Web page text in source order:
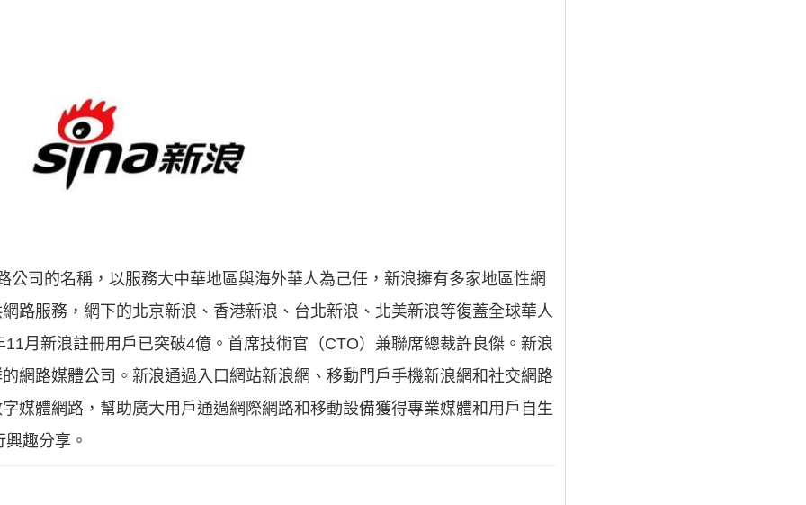
公司的名稱，以服務大中華地區與海外華人為己任，新浪擁有多家地區性網
路服務，網下的北京新浪、香港新浪、台北新浪、北美新浪等復蓋全球華人
月新浪註冊用戶已突破4億。首席技術官（CTO）兼聯席總裁許良傑。新浪
網路媒體公司。新浪通過入口網站新浪網、移動門戶手機新浪網和社交網路
媒體網路，幫助廣大用戶通過網際網路和移動設備獲得專業媒體和用戶自生
趣分享。